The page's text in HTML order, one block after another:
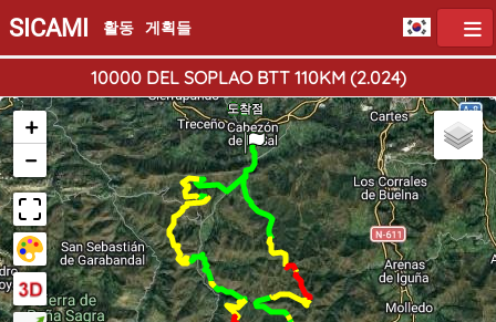
SICAMI 활동 게획들
10000 DEL SOPLAO BTT 110KM (2.024)
출발점
도착점
+
−